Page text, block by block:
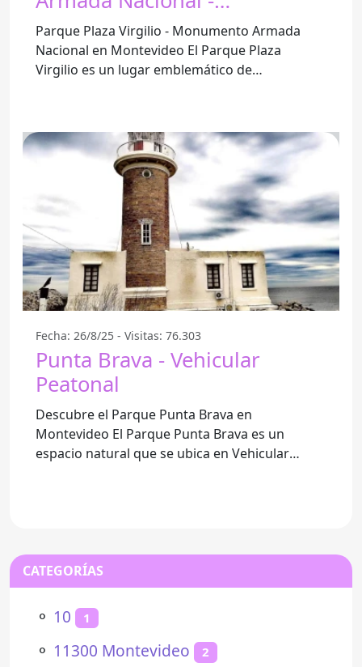
Montevideo
Parque Plaza Virgilio - Monumento Armada
Nacional en Montevideo El Parque Plaza
Virgilio es un lugar emblemático de
Fecha: 26/8/25 - Visitas: 76.303
Punta Brava - Vehicular
Peatonal
Descubre el Parque Punta Brava en
Montevideo El Parque Punta Brava es un
espacio natural que se ubica en Vehicular
CATEGORÍAS
⚬ 10 1
⚬ 11300 Montevideo 2